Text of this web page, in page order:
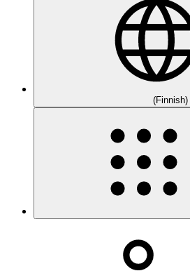
(Finnish)